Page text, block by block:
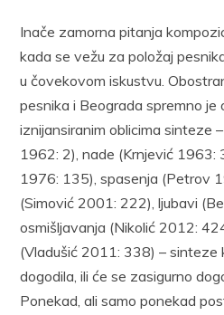
Inače zamorna pitanja
kada se vežu za položaj
u čovekovom iskustvu.
pesnika i Beograda spremno je
iznijansiranim oblicima sinteze
1962: 2), nade (Krnjević 1963:
1976: 135), spasenja (Petrov
(Simović 2001: 222), ljubavi
osmišljavanja (Nikolić 2012:
(Vladušić 2011: 338) – sinteze
dogodila, ili će se zasigurno
Ponekad, ali samo ponekad